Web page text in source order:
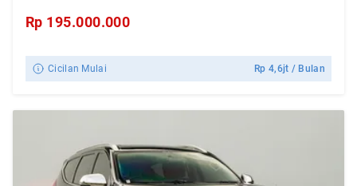
Rp 195.000.000
Cicilan Mulai Rp4,6jt / Bulan